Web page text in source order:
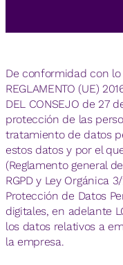
De conformidad con
REGLAMENTO (UE)
DEL CONSEJO de 27
protección de las
tratamiento de datos
estos datos y por el
(Reglamento general
RGPD y Ley Orgánica
Protección de Datos
digitales, en adelante
los datos relativos a
la empresa.